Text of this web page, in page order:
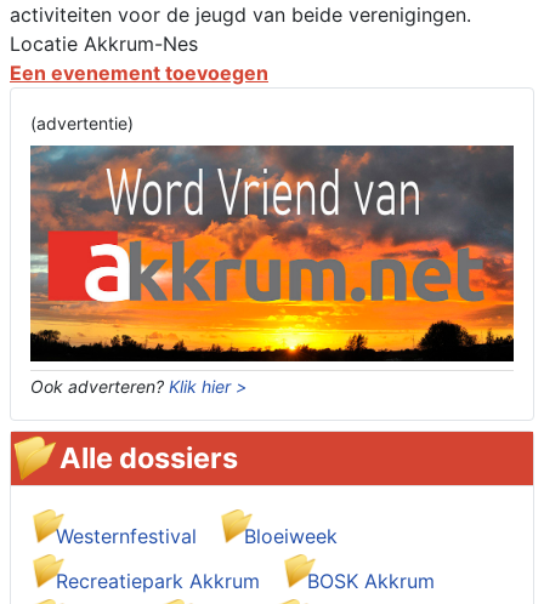
activiteiten voor de jeugd van beide verenigingen.
Locatie Akkrum-Nes
Een evenement toevoegen
(advertentie)
Ook adverteren? Klik hier >
Alle dossiers
Westernfestival
Bloeiweek
Recreatiepark Akkrum
BOSK Akkrum